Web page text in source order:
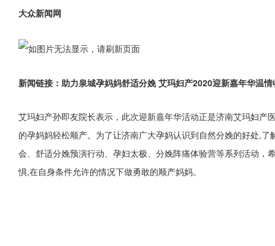
大众新闻网
新闻链接：助力泉城孕妈妈舒适分娩 艾玛妇产2020迎新嘉年华温情
艾玛妇产孙即友院长表示，此次迎新嘉年华活动正是济南艾玛妇产
的孕妈妈轻松顺产。为了让济南广大孕妈认识到自然分娩的好处,
会、舒适分娩预演行动、孕妇太极、分娩阵痛体验营等系列活动
惧,在自身条件允许的情况下做勇敢的顺产妈妈。